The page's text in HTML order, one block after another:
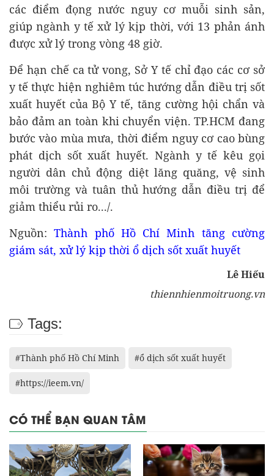
các điểm đọng nước nguy cơ muỗi sinh sản,
giúp ngành y tế xử lý kịp thời, với 13 phản ánh
được xử lý trong vòng 48 giờ.
Để hạn chế ca tử vong, Sở Y tế chỉ đạo các cơ sở
y tế thực hiện nghiêm túc hướng dẫn điều trị sốt
xuất huyết của Bộ Y tế, tăng cường hội chẩn và
bảo đảm an toàn khi chuyển viện. TP.HCM đang
bước vào mùa mưa, thời điểm nguy cơ cao bùng
phát dịch sốt xuất huyết. Ngành y tế kêu gọi
người dân chủ động diệt lăng quăng, vệ sinh
môi trường và tuân thủ hướng dẫn điều trị để
giảm thiểu rủi ro.../.
Nguồn:Thành phố Hồ Chí Minh tăng cường
giám sát, xử lý kịp thời ổ dịch sốt xuất huyết
Lê Hiếu
thiennhienmoitruong.vn
Tags:
#Thành phố Hồ Chí Minh #ổ dịch sốt xuất huyết
#https://ieem.vn/
CÓ THỂ BẠN QUAN TÂM